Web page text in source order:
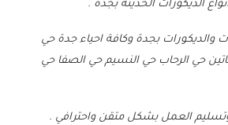
الديكورات الحديثة بجدة .
والديكورات بجدة وكافة احياء جدة حي
حي الرحاب حي النسيم حي الصفا حي
العمل بشكل متقن واحترافي .